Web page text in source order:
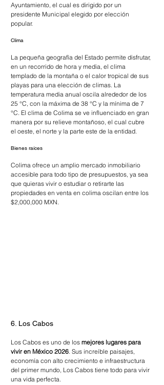
Ayuntamiento, el cual es dirigido por un
presidente Municipal elegido por elección
popular.
Clima
La pequeña geografía del Estado permite disfrutar,
en un recorrido de hora y media, el clima
templado de la montaña o el calor tropical de sus
playas para una elección de climas. La
temperatura media anual oscila alrededor de los
25 °C, con la máxima de 38 °C y la mínima de 7
°C. El clima de Colima se ve influenciado en gran
manera por su relieve montañoso, el cual cubre
el oeste, el norte y la parte este de la entidad.
Bienes raíces
Colima ofrece un amplio mercado inmobiliario
accesible para todo tipo de presupuestos, ya sea
que quieras vivir o estudiar o retirarte las
propiedades en venta en colima oscilan entre los
$2,000,000 MXN.
6. Los Cabos
Los Cabos es uno de los mejores lugares para
vivir en México 2026. Sus increíble paisajes,
economía con alto crecimiento e infraestructura
del primer mundo, Los Cabos tiene todo para vivir
una vida perfecta.